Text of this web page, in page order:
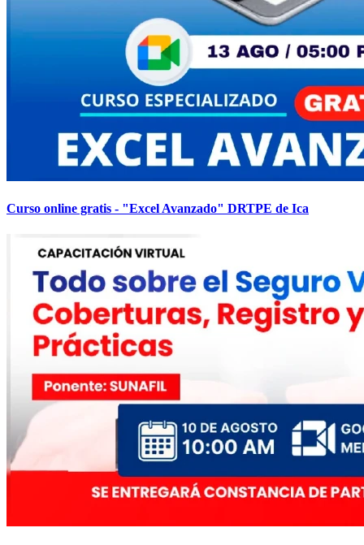
Curso online gratis - "Excel Avanzado" DRTPE de Ica